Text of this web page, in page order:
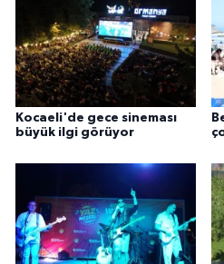
Kocaeli'de gece sineması
büyük ilgi görüyor